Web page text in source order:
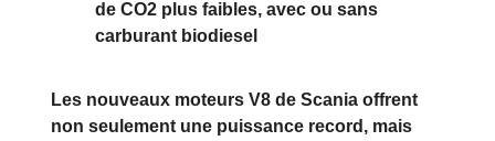
de CO2 plus faibles, avec ou sans
carburant biodiesel
Les nouveaux moteurs V8 de Scania offrent
non seulement une puissance record, mais